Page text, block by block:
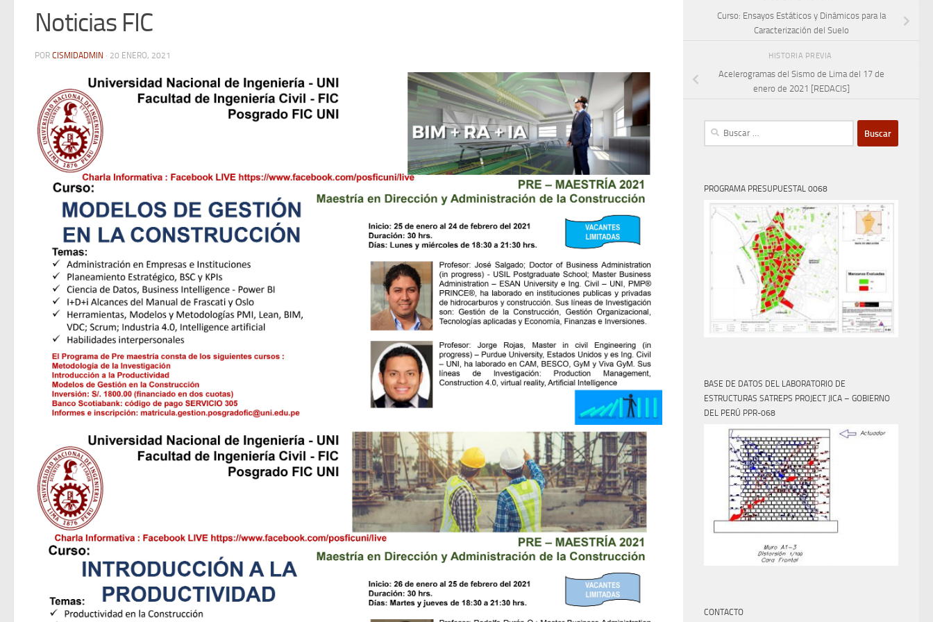
Noticias FIC
POR CISMIDADMIN · 20 ENERO, 2021
Curso: Ensayos Estáticos y Dinámicos para la
Caracterización del Suelo
HISTORIA PREVIA
Acelerogramas del Sismo de Lima del 17 de
enero de 2021 [REDACIS]
Buscar:
PROGRAMA PRESUPUESTAL 0068
BASE DE DATOS DEL LABORATORIO DE
ESTRUCTURAS SATREPS PROJECT JICA – GOBIERNO
DEL PERÚ PPR-068
CONTACTO